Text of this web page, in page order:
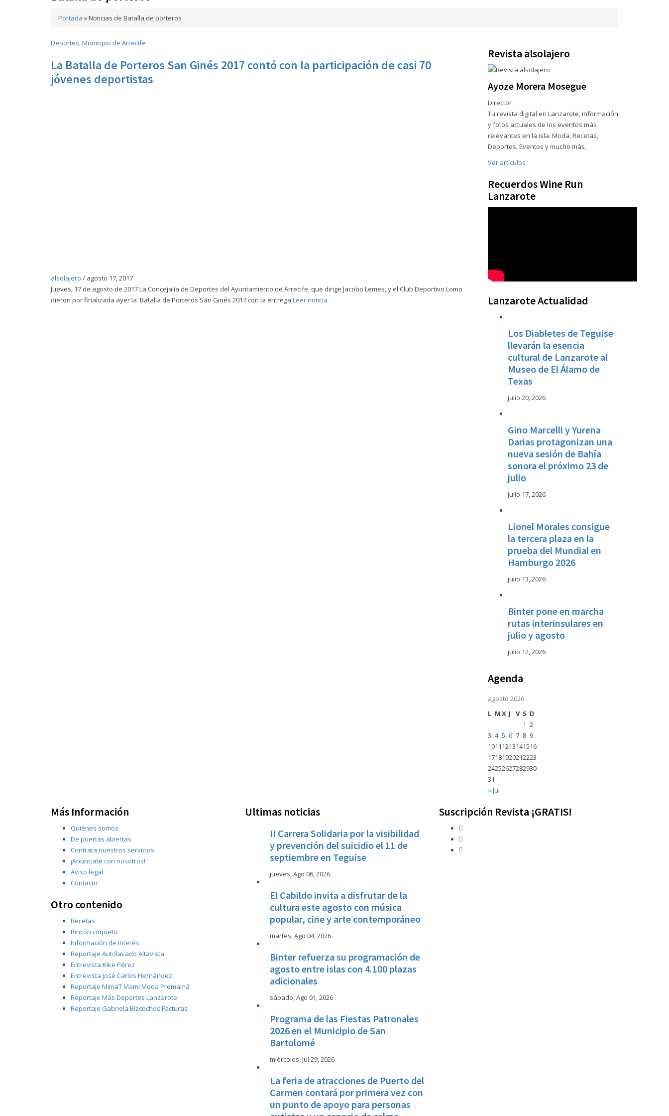
Portada »Noticias de Batalla de porteros
Deportes,Municipio de Arrecife
La Batalla de Porteros San Ginés 2017 contó con la participación de casi 70
jóvenes deportistas
alsolajero / agosto 17, 2017
Jueves, 17 de agosto de 2017 La Concejalía de Deportes del Ayuntamiento de Arrecife, que dirige Jacobo Lemes, y el Club Deportivo Lomo
dieron por finalizada ayer la Batalla de Porteros San Ginés 2017 con la entrega Leer noticia
Revista alsolajero
Ayoze Morera Mosegue
Director
Tu revista digital en Lanzarote, información
y fotos actuales de los eventos más
relevantes en la isla. Moda, Recetas,
Deportes, Eventos y mucho más.
Ver artículos
Recuerdos Wine Run
Lanzarote
Lanzarote Actualidad
Los Diabletes de Teguise
llevarán la esencia
cultural de Lanzarote al
Museo de El Álamo de
Texas
julio 20, 2026
Gino Marcelli y Yurena
Darias protagonizan una
nueva sesión de Bahía
sonora el próximo 23 de
julio
julio 17, 2026
Lionel Morales consigue
la tercera plaza en la
prueba del Mundial en
Hamburgo 2026
julio 13, 2026
Binter pone en marcha
rutas interinsulares en
julio y agosto
julio 12, 2026
Agenda
agosto 2026
L MX J V S D
1 2
3 4 5 6 7 8 9
10111213141516
17181920212223
24252627282930
31
« Jul
Más Información
Quiénes somos
De puertas abiertas
Contrata nuestros servicios
¡Anúnciate con nosotros!
Aviso legal
Contacto
Otro contenido
Recetas
Rincón coqueto
Información de interés
Reportaje Autolavado Altavista
Entrevista Kike Pérez
Entrevista José Carlos Hernández
Reportaje MimaT Mami Moda Premamá
Reportaje Más Deportes Lanzarote
Reportaje Gabriela Bizcochos Facturas
Ultimas noticias
II Carrera Solidaria por la visibilidad
y prevención del suicidio el 11 de
septiembre en Teguise
jueves, Ago 06, 2026
El Cabildo invita a disfrutar de la
cultura este agosto con música
popular, cine y arte contemporáneo
martes, Ago 04, 2026
Binter refuerza su programación de
agosto entre islas con 4.100 plazas
adicionales
sábado, Ago 01, 2026
Programa de las Fiestas Patronales
2026 en el Municipio de San
Bartolomé
miércoles, Jul 29, 2026
La feria de atracciones de Puerto del
Carmen contará por primera vez con
un punto de apoyo para personas
Suscripción Revista ¡GRATIS!